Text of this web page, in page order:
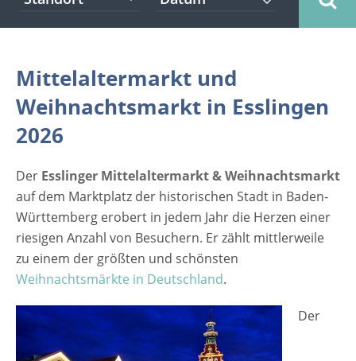
der größten und schönsten
id="attachment_4052" align="alignleft"
width="335"] (c) Esslinger Stadtmarketing &
Tourismus GmbH[/caption] Der Charme der
romantischen Adventszeit in Verbindung mit
einer historischen Zeitreise in vergangene
Jahrhunderte trifft offensichtlich den Nerv
der heutigen Zeit. Die beiden Märkte
befinden sich vor der Kulisse von prächtigen
Fachwerkhäusern. Eine romantische und
farblich ausgesuchte Beleuchtung versetzt
den gesamten historischen Komplex in eine
kaum entziehen kann. Romantische Gassen
und Straßen laden zum Bummeln und
Schlendern entlang der zahlreichen Buden
Mittelaltermarkt und
Weihnachtsmarkt in Esslingen
2026
Der Esslinger Mittelaltermarkt & Weihnachtsmarkt
auf dem Marktplatz der historischen Stadt in Baden-
Württemberg erobert in jedem Jahr die Herzen einer
riesigen Anzahl von Besuchern. Er zählt mittlerweile
zu einem der größten und schönsten
Weihnachtsmärkte in Deutschland.
Der